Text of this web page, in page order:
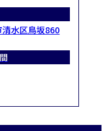
水区鳥坂860